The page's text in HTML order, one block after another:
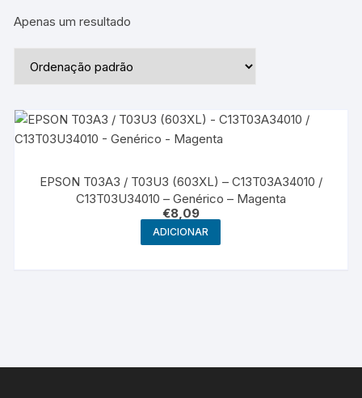
Apenas um resultado
EPSON T03A3 / T03U3 (603XL) – C13T03A34010 /
C13T03U34010 – Genérico – Magenta
€8,09
ADICIONAR